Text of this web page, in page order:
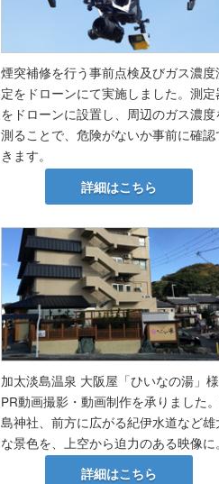
煙突補修を行う事前点検及びガス濃度
定をドローンにて実施しました。測定
をドローンに設置し、周辺のガス濃度
測ることで、危険がないか事前に確認
きます。
詳細はこちら
加太淡島温泉 大阪屋「ひいなの湯」
PR動画撮影・動画制作を承りました
島神社、前方に広がる紀伊水道など雄
な景色を、上空から迫力のある映像に。
詳細はこちら